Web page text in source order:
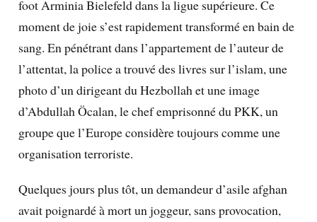
foot Arminia Bielefeld dans la ligue supérieure. Ce
moment de joie s’est rapidement transformé en bain de
sang. En pénétrant dans l’appartement de l’auteur de
l’attentat, la police a trouvé des livres sur l’islam, une
photo d’un dirigeant du Hezbollah et une image
d’Abdullah Öcalan, le chef emprisonné du PKK, un
groupe que l’Europe considère toujours comme une
organisation terroriste.
Quelques jours plus tôt, un demandeur d’asile afghan
avait poignardé à mort un joggeur, sans provocation,